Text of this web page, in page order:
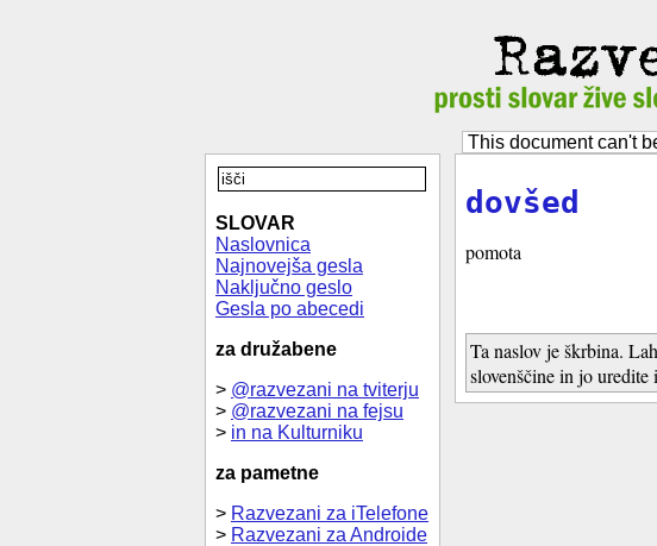
This document can't
SLOVAR
Naslovnica
Najnovejša gesla
Naključno geslo
Gesla po abecedi
za družabene
> @razvezani na tviterju
> @razvezani na fejsu
> in na Kulturniku
za pametne
> Razvezani za iTelefone
> Razvezani za Androide
dovšed
pomota
Ta naslov je škrbina.
slovenščine in jo